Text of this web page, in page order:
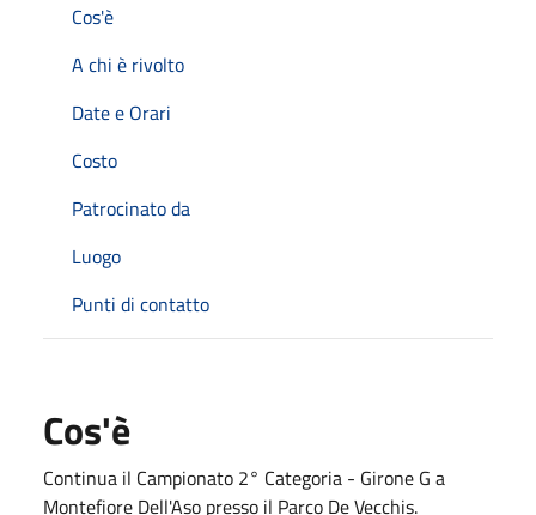
Cos'è
A chi è rivolto
Date e Orari
Costo
Patrocinato da
Luogo
Punti di contatto
Cos'è
Continua il Campionato 2° Categoria - Girone G a
Montefiore Dell'Aso presso il Parco De Vecchis.